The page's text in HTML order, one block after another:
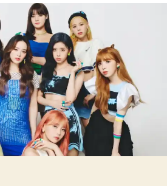
d
e
p
u
b
l
i
c
a
ç
ã
o
i
z
i
U
s
e
p
r
e
p
a
r